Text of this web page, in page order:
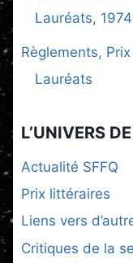
Lauréats,
Règlements,
Lauréats
L’UNIVERS
Actualité SFFQ
Prix littéraires
Liens vers
Critiques de la